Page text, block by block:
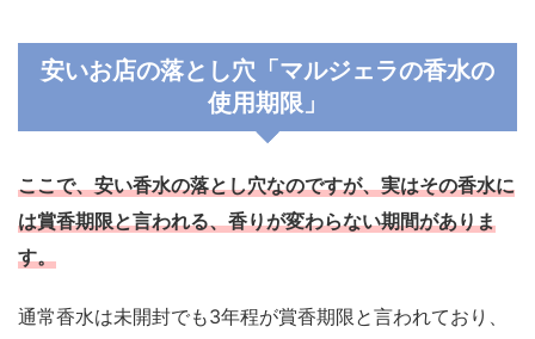
安いお店の落とし穴「マルジェラの香水の
使用期限」
ここで、安い香水の落とし穴なのですが、実はその香水に
は賞香期限と言われる、香りが変わらない期間がありま
す。
通常香水は未開封でも3年程が賞香期限と言われており、